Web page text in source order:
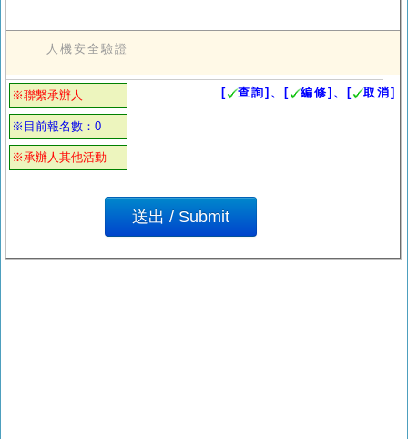
人機安全驗證
※聯繫承辦人
※目前報名數：0
※承辦人其他活動
[ 查詢]、[ 編修]、[ 取消]